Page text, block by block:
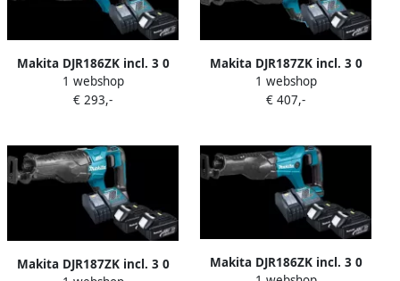
Makita DJR186ZK incl. 3 0
Ah Accu
1 webshop
€ 293,-
Makita DJR187ZK incl. 3 0
Ah Accu (2x)
1 webshop
€ 407,-
Makita DJR187ZK incl. 3 0
Makita DJR186ZK incl. 3 0